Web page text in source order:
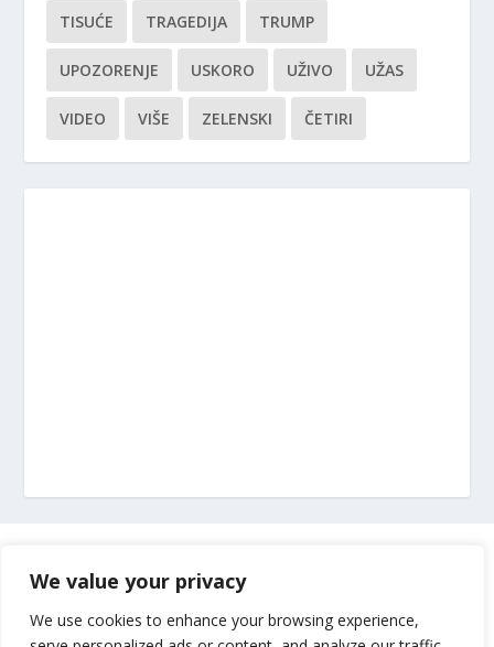
We value your privacy
We use cookies to enhance your browsing experience,
TISUĆE TRAGEDIJA TRUMP
UPOZORENJE USKORO UŽIVO UŽAS
VIDEO VIŠE ZELENSKI ČETIRI
Impressum